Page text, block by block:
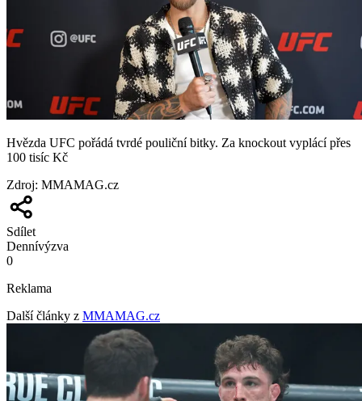
Hvězda UFC pořádá tvrdé pouliční bitky. Za knockout vyplácí přes
100 tisíc Kč
Zdroj: MMAMAG.cz
Sdílet
Dennívýzva
0
Reklama
Další články z MMAMAG.cz